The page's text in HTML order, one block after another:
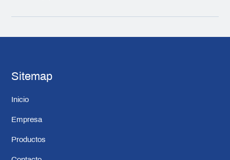
Sitemap
Inicio
Empresa
Productos